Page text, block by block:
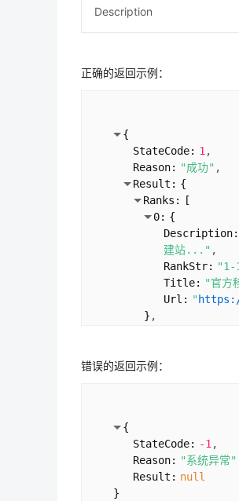
Description
正确的返回示例：
{
StateCode: 1
Reason: "成功"
Result: {
Ranks:
[
0: {
Description:
建站..."
RankStr: "1-
Title: "官方
Url: "
}
2: {
Description:
建站..."
错误的返回示例：
{
StateCode: -1
Reason: "系统异常"
Result: null
}